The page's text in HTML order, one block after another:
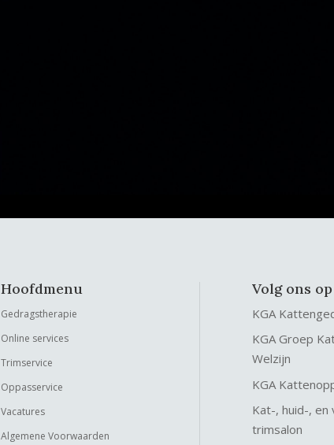
Hoofdmenu
Gedragstherapie
Online services
Trimservice
Oppasservice
Vacatures
Algemene Voorwaarden
Volg ons
KGA
KGA Groep
Welzijn
KGA
Kat-, huid-, en
trimsalon